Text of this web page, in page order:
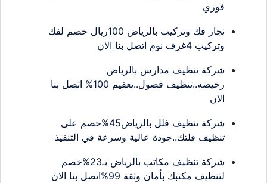
فوري
نجار فك وتركيب بالرياض 100ريال خصم لفك
وتركيب 4غرف نوم اتصل بنا الان
شركة تنظيف مدارس بالرياض
رخيصه..تنظيف فصول..تعقيم 100% اتصل بنا
الان
شركة تنظيف فلل بالرياض45%خصم على
تنظيف فلتك..جودة عالية وسرعة في التنفيذ
شركة تنظيف مكاتب بالرياض بـ23%خصم
لتنظيف مكتبك بأمان وثقة 99%اتصل بنا الان